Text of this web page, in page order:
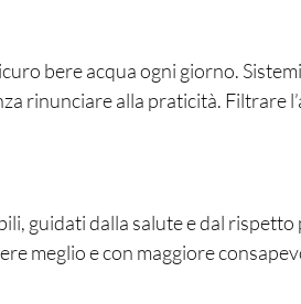
bere acqua ogni giorno. Sistemi
rinunciare alla praticità. Filtrare
guidati dalla salute e dal rispetto
meglio e con maggiore